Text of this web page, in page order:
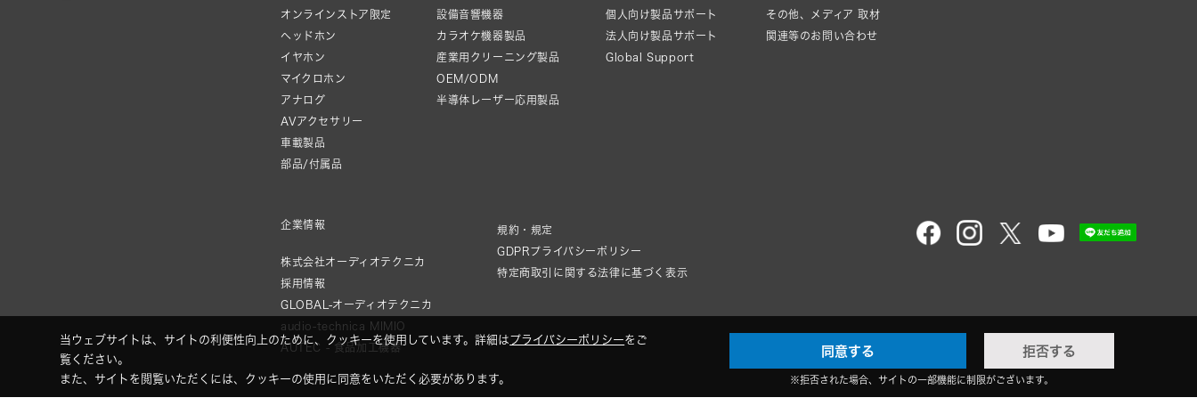
オンラインストア限定
ヘッドホン
イヤホン
マイクロホン
アナログ
AVアクセサリー
車載製品
部品/付属品
設備音響機器
カラオケ機器製品
産業用クリーニング製品
OEM/ODM
半導体レーザー応用製品
個人向け製品サポート
法人向け製品サポート
Global Support
その他、メディア 取材
関連等のお問い合わせ
企業情報
株式会社オーディオテクニカ
採用情報
GLOBAL-オーディオテクニカ
audio-technica MIMIO
AUTEC - 食品加工機器
規約・規定
GDPRプライバシーポリシー
特定商取引に関する法律に基づく表示
当ウェブサイトは、サイトの利便性向上のために、クッキーを使用しています。詳細はプライバシーポリシーをご
覧ください。
また、サイトを閲覧いただくには、クッキーの使用に同意をいただく必要があります。
同意する 拒否する
※拒否された場合、サイトの一部機能に制限がございます。